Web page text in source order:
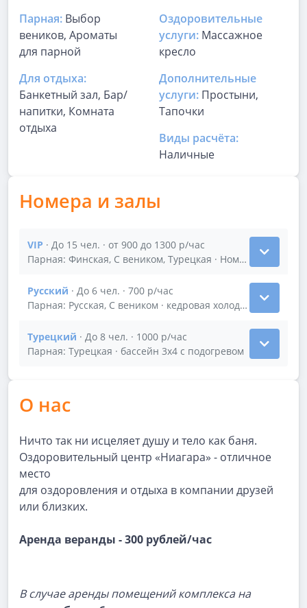
Парная: Выбор
веников, Ароматы
для парной
Для отдыха:
Банкетный зал, Бар/
напитки, Комната
отдыха
Оздоровительные
услуги: Массажное
кресло
Дополнительные
услуги: Простыни,
Тапочки
Виды расчёта:
Наличные
Номера и залы
VIP · До 15 чел. · от 900 до 1300 р/час
Парная: Финская, С веником, Турецкая · Номер 120м2
Показать подробности зала VIP
Русский · До 6 чел. · 700 р/час
Парная: Русская, С веником · кедровая холодная купель
Показать подробности зала Русский
Турецкий · До 8 чел. · 1000 р/час
Парная: Турецкая · бассейн 3х4 с подогревом
Показать подробности зала Турецкий
О нас
Ничто так ни исцеляет душу и тело как баня.
Оздоровительный центр «Ниагара» - отличное
место
для оздоровления и отдыха в компании друзей
или близких.
Аренда веранды - 300 рублей/час
В случае аренды помещений комплекса на